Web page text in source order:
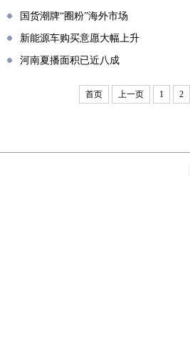
国货潮牌“圈粉”海外市场
新能源车购买意愿大幅上升
河南夏播面积已近八成
首页 上一页 1 2